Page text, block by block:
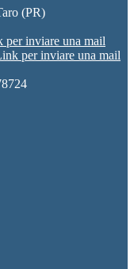
(PR)
per inviare una mail
per inviare una mail